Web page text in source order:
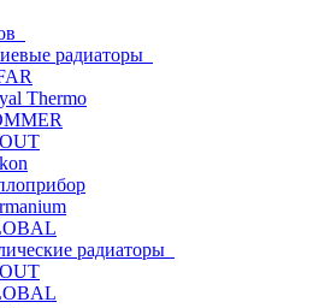
радиаторы
Thermo
радиаторы